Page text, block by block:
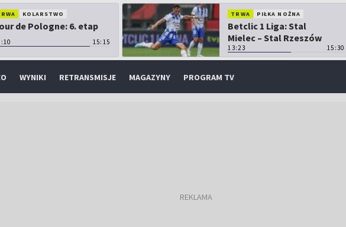
KOLARSTWO
de Pologne: 6. etap
15:15
TRWA PIŁKA NOŻNA
Betclic 1 Liga: Stal
Mielec – Stal Rzeszów
13:23 15:30
WYNIKI RETRANSMISJE MAGAZYNY PROGRAM TV